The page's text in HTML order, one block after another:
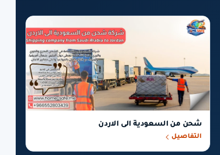
شحن من السعودية الى الاردن
التفاصيل